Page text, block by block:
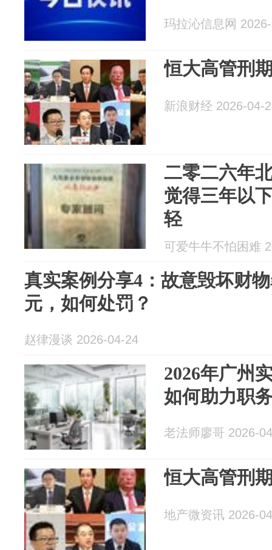
玛拉沁信息网
恒大高管刑
新浪财经 2026-04-
二零二六年
觉得三年以
轻
可爱牛牛不怕困难
真实案例分享4：故意毁坏财
元，如何处罚？
赵律漫谈 2026-04-24
2026年广州
如何助力职
老法师廖哥 2026-
恒大高管刑
地产微资讯 2026-